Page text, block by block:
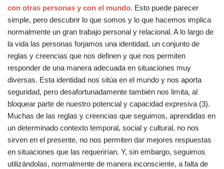
con otras personas y con el mundo. Esto puede parecer
simple, pero descubrir lo que somos y lo que hacemos implica
normalmente un gran trabajo personal y relacional. A lo largo de
la vida las personas forjamos una identidad, un conjunto de
reglas y creencias que nos definen y que nos permiten
responder de una manera adecuada en situaciones muy
diversas. Esta identidad nos sitúa en el mundo y nos aporta
seguridad, pero desafortunadamente también nos limita, al
bloquear parte de nuestro potencial y capacidad expresiva (3).
Muchas de las reglas y creencias que seguimos, aprendidas en
un determinado contexto temporal, social y cultural, no nos
sirven en el presente, no nos permiten dar mejores respuestas
en situaciones que las requerirían. Y, sin embargo, seguimos
utilizándolas, normalmente de manera inconsciente, a falta de